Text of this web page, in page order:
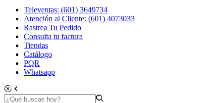
Televentas: (601) 3649734
Atención al Cliente: (601) 4073033
Rastrea Tu Pedido
Consulta tu factura
Tiendas
Catálogo
PQR
Whatsapp